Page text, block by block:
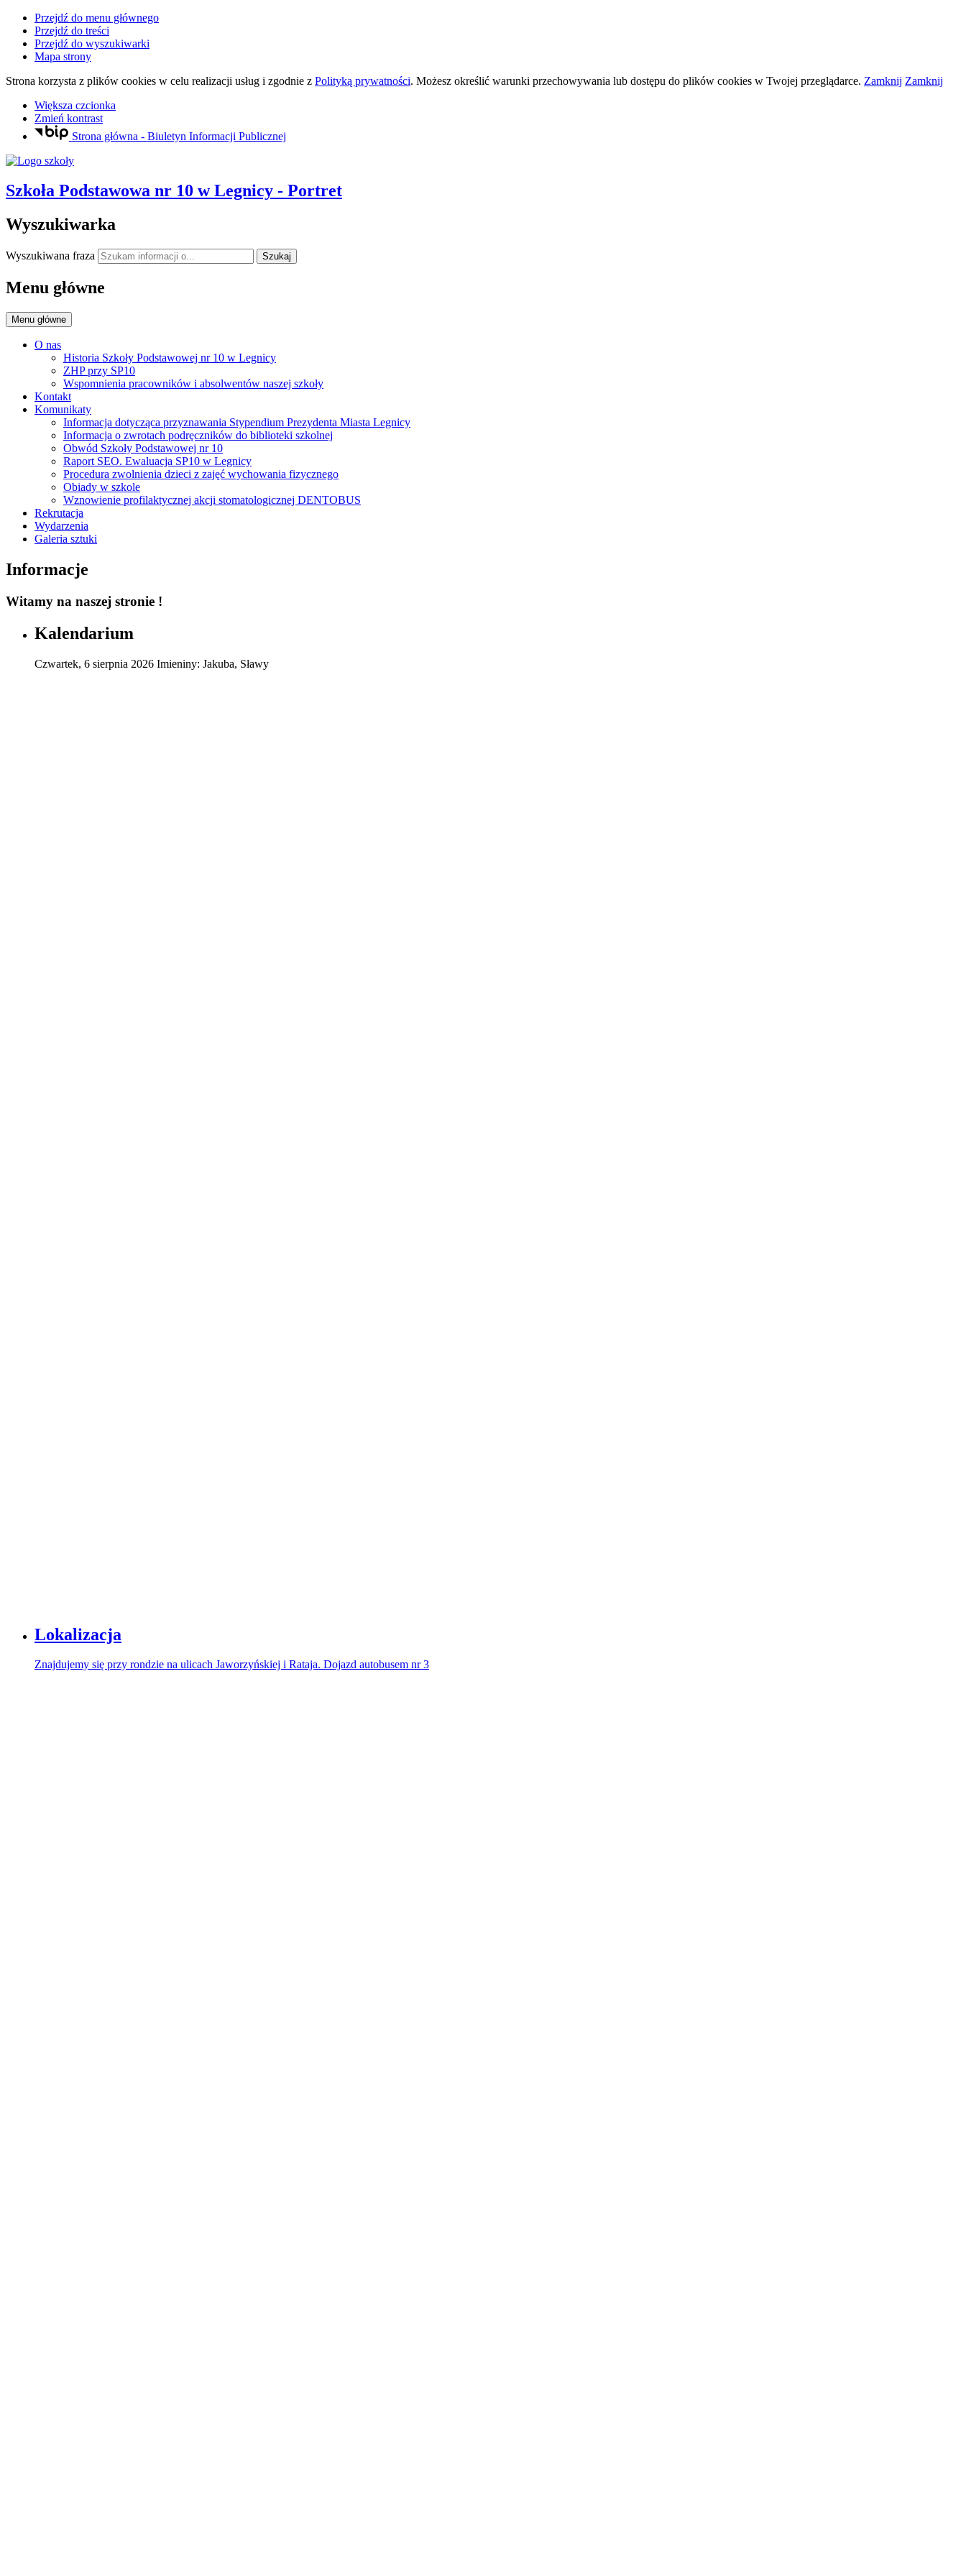
Przejdź do menu głównego
Przejdź do treści
Przejdź do wyszukiwarki
Mapa strony
Strona korzysta z plików cookies w celu realizacji usług i zgodnie z Polityką prywatności. Możesz określić warunki przechowywania lub dostępu do plików cookies w Twojej przeglądarce. Zamknij Zamknij
Większa czcionka
Zmień kontrast
Strona główna - Biuletyn Informacji Publicznej
Szkoła Podstawowa nr 10 w Legnicy - Portret
Wyszukiwarka
Wyszukiwana fraza Szukaj
Menu główne
Menu główne
O nas
Historia Szkoły Podstawowej nr 10 w Legnicy
ZHP przy SP10
Wspomnienia pracowników i absolwentów naszej szkoły
Kontakt
Komunikaty
Informacja dotycząca przyznawania Stypendium Prezydenta Miasta Legnicy
Informacja o zwrotach podręczników do biblioteki szkolnej
Obwód Szkoły Podstawowej nr 10
Raport SEO. Ewaluacja SP10 w Legnicy
Procedura zwolnienia dzieci z zajęć wychowania fizycznego
Obiady w szkole
Wznowienie profilaktycznej akcji stomatologicznej DENTOBUS
Rekrutacja
Wydarzenia
Galeria sztuki
Informacje
Witamy na naszej stronie !
Kalendarium
Czwartek, 6 sierpnia 2026 Imieniny: Jakuba, Sławy
Lokalizacja
Znajdujemy się przy rondzie na ulicach Jaworzyńskiej i Rataja. Dojazd autobusem nr 3